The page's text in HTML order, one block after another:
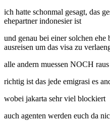
ich hatte schonmal gesagt, das
ehepartner indonesier ist
und genau bei einer solchen
ausreisen um das visa zu
alle andern muessen NOCH raus
richtig ist das jede emigrasi es
wobei jakarta sehr viel blockiert
auch agenten werden euch da